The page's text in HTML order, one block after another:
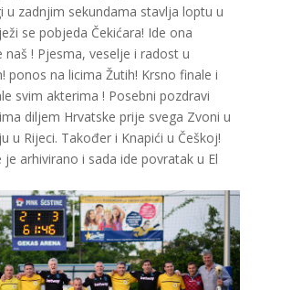
u zadnjim sekundama stavlja loptu u
se pobjeda Čekićara! Ide ona
naš ! Pjesma, veselje i radost u
ponos na licima Žutih! Krsno finale i
svim akterima ! Posebni pozdravi
diljem Hrvatske prije svega Zvoni u
u Rijeci. Također i Knapići u Češkoj!
je arhivirano i sada ide povratak u El